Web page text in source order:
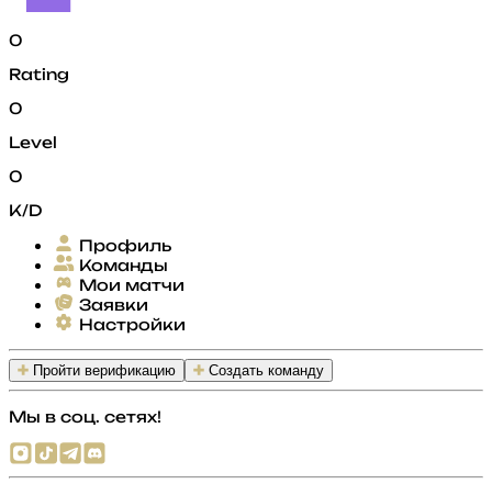
0
Rating
0
Level
0
K/D
Профиль
Команды
Мои матчи
Заявки
Настройки
Пройти верификацию Создать команду
Мы в соц. сетях!